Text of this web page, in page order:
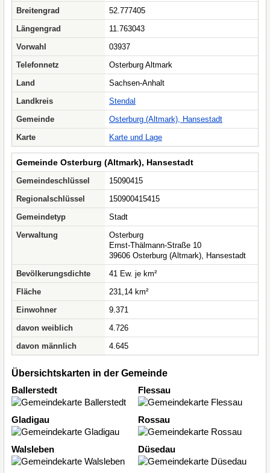
Breitengrad
52.777405
Längengrad
11.763043
Vorwahl
03937
Telefonnetz
Osterburg Altmark
Land
Sachsen-Anhalt
Landkreis
Stendal
Gemeinde
Osterburg (Altmark), Hansestadt
Karte
Karte und Lage
Gemeinde Osterburg (Altmark), Hansestadt
Gemeindeschlüssel
15090415
Regionalschlüssel
150900415415
Gemeindetyp
Stadt
Verwaltung
Osterburg
Ernst-Thälmann-Straße 10
39606 Osterburg (Altmark), Hansestadt
Bevölkerungsdichte
41 Ew. je km²
Fläche
231,14 km²
Einwohner
9.371
davon weiblich
4.726
davon männlich
4.645
Übersichtskarten in der Gemeinde
Ballerstedt
Flessau
Gladigau Rossau
Walsleben Düsedau